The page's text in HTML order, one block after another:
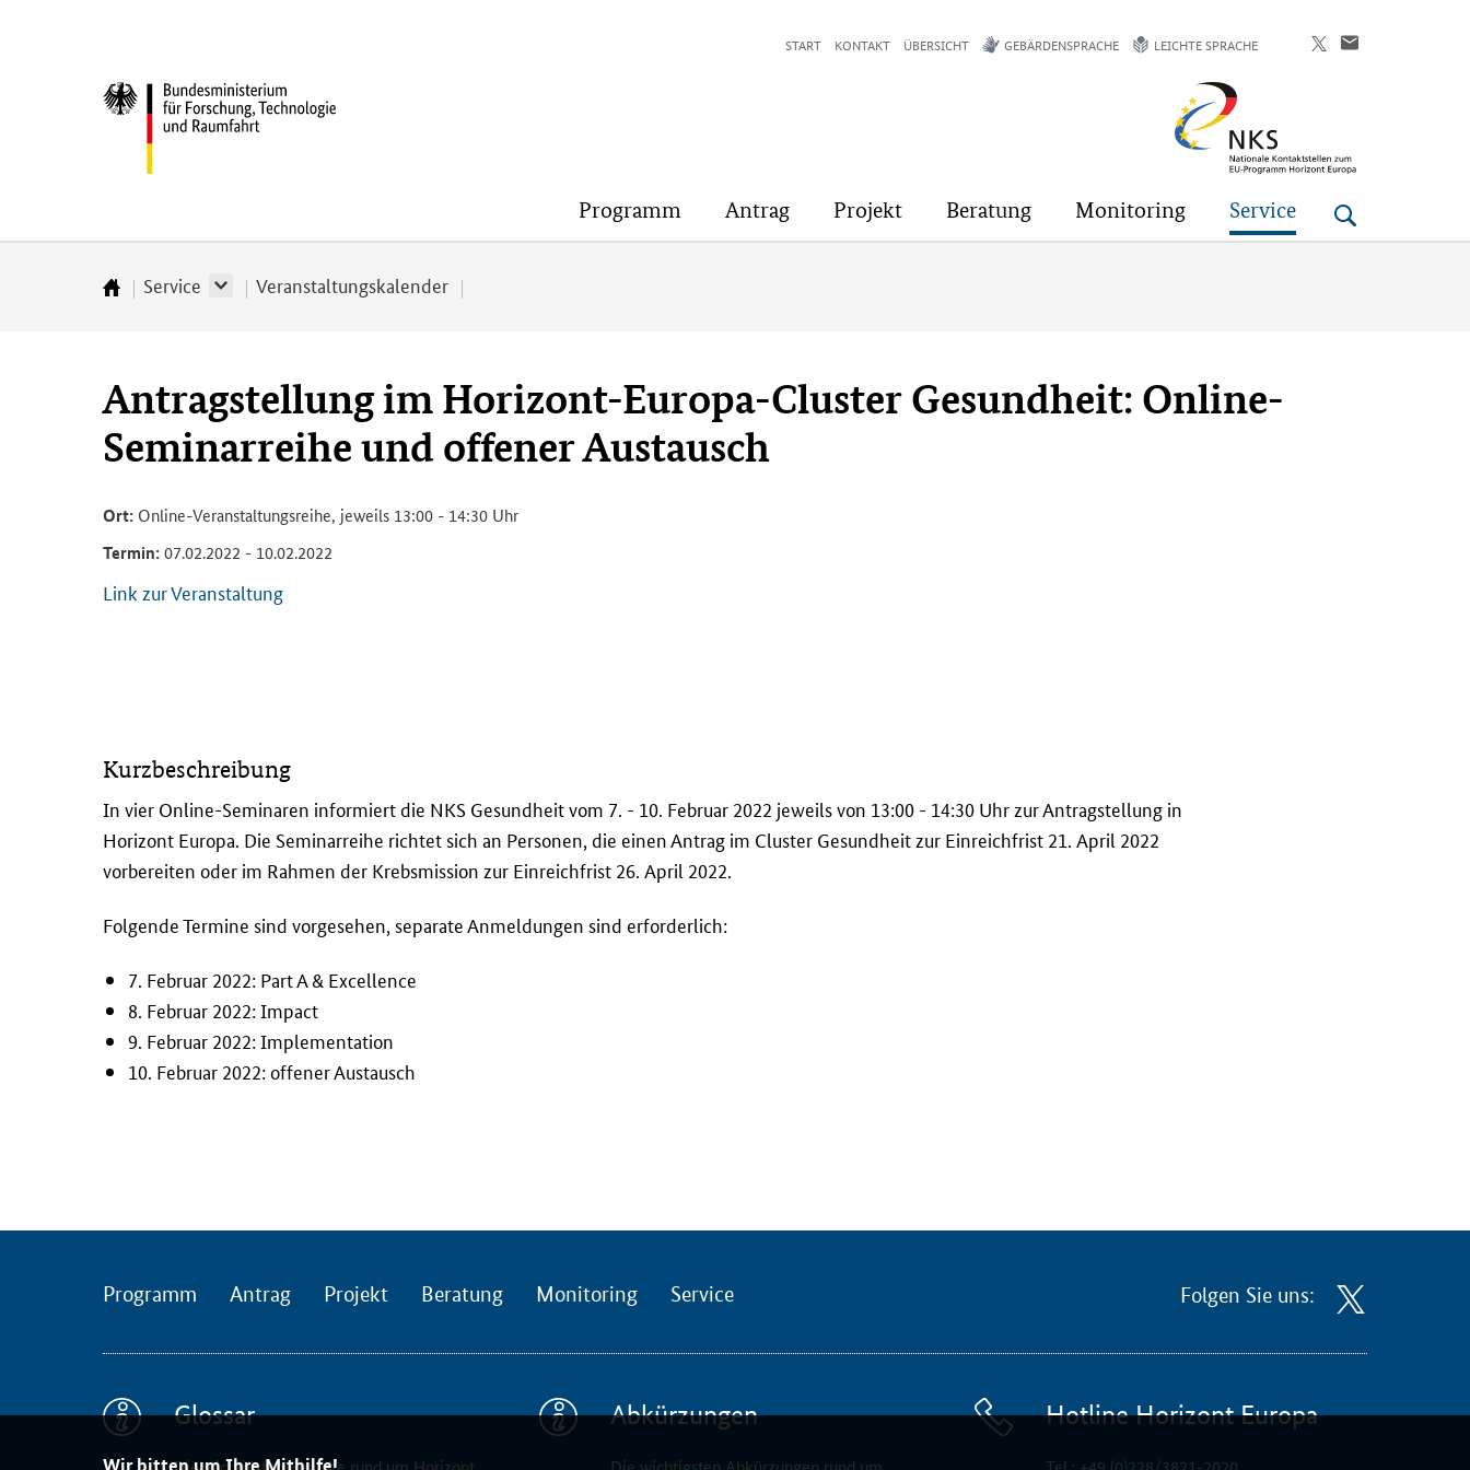
(Eingabetaste)
(Eingabetaste)
(Eingabetaste)
START KONTAKT ÜBERSICHT GEBÄRDENSPRACHE LEICHTE SPRACHE
Bundesministerium
und
Raumfahrt
Horizont
Europa
Programm Antrag Projekt Beratung Monitoring Service
Startseite
Service Veranstaltungskalender
Antragstellung im Horizont-Europa-Cluster Gesundheit: Online-
Seminarreihe und offener Austausch
Ort: Online-Veranstaltungsreihe, jeweils 13:00 - 14:30 Uhr
Termin:07.02.2022 - 10.02.2022
Link zur Veranstaltung
n
v
i
e
O
l
i
n
e
n
r
n
n
f
o
Kurzbeschreibung
In vier Online-Seminaren informiert die NKS Gesundheit vom 7. - 10. Februar 2022 jeweils von 13:00 - 14:30 Uhr zur Antragstellung in
Horizont Europa. Die Seminarreihe richtet sich an Personen, die einen Antrag im Cluster Gesundheit zur Einreichfrist 21. April 2022
vorbereiten oder im Rahmen der Krebsmission zur Einreichfrist 26. April 2022.
Folgende Termine sind vorgesehen, separate Anmeldungen sind erforderlich:
7. Februar 2022: Part A & Excellence
8. Februar 2022:Impact
9. Februar 2022:Implementation
10. Februar 2022: offener Austausch
Programm Antrag Projekt Beratung Monitoring Service Folgen Sie uns:
Glossar Abkürzungen Hotline Horizont Europa